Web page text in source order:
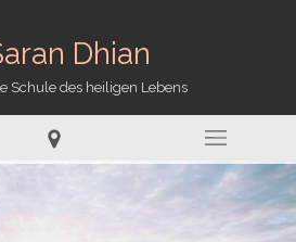
Dhian
Schule des heiligen Lebens